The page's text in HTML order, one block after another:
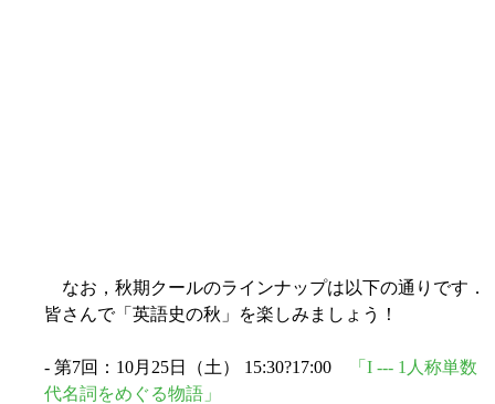
なお，秋期クールのラインナップは以下の通りです．
皆さんで「英語史の秋」を楽しみましょう！
- 第7回：10月25日（土） 15:30?17:00
「I --- 1人称単数
代名詞をめぐる物語」